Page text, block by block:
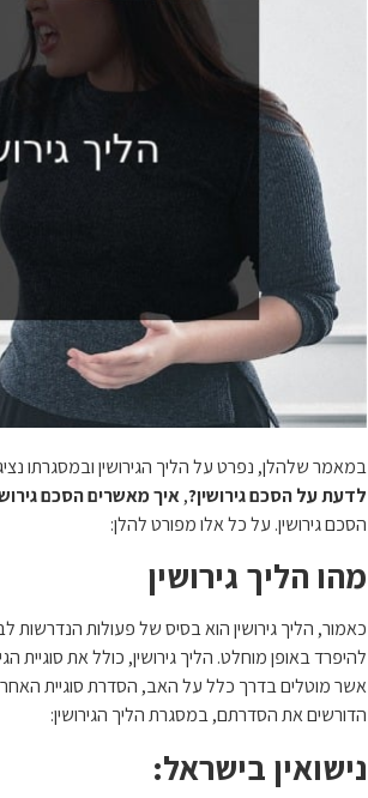
במאמר שלהלן, נפרט על הליך הגירושין ובמסגרתו
לדעת על הסכם גירושין?,איך מאשרים הסכם
הסכם גירושין. על כל אלו מפורט להלן:
מהו הליך גירושין
כאמור, הליך גירושין הוא בסיס של פעולות
להיפרד באופן מוחלט. הליך גירושין, כולל את סוגיית
אשר מוטלים בדרך כלל על האב, הסדרת סוגיית
הדורשים את הסדרתם, במסגרת הליך הגירושין:
נישואין בישראל: